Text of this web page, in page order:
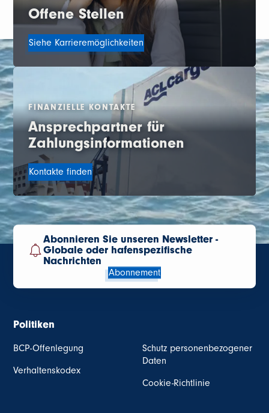
Offene Stellen
Siehe Karrieremöglichkeiten
FINANZIELLE KONTAKTE
Ansprechpartner für
Zahlungsinformationen
Kontakte finden
Abonnieren Sie unseren Newsletter -
Globale oder hafenspezifische
Nachrichten
Abonnement
Politiken
BCP-Offenlegung
Verhaltenskodex
Schutz personenbezogener
Daten
Cookie-Richtlinie